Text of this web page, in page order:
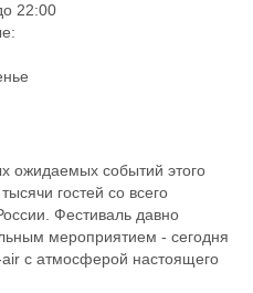
22:00
ожидаемых событий этого
гостей со всего
Фестиваль давно
мероприятием - сегодня
с атмосферой настоящего